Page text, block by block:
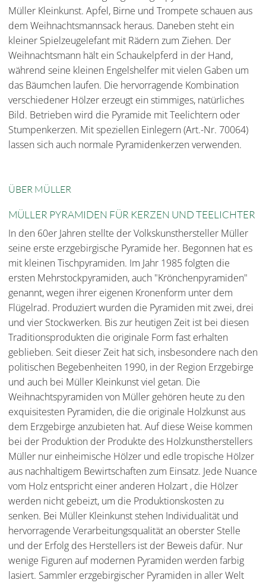
Müller Kleinkunst. Apfel, Birne und Trompete schauen aus
dem Weihnachtsmannsack heraus. Daneben steht ein
kleiner Spielzeugelefant mit Rädern zum Ziehen. Der
Weihnachtsmann hält ein Schaukelpferd in der Hand,
während seine kleinen Engelshelfer mit vielen Gaben um
das Bäumchen laufen. Die hervorragende Kombination
verschiedener Hölzer erzeugt ein stimmiges, natürliches
Bild. Betrieben wird die Pyramide mit Teelichtern oder
Stumpenkerzen. Mit speziellen Einlegern (Art.-Nr. 70064)
lassen sich auch normale Pyramidenkerzen verwenden.
ÜBER MÜLLER
MÜLLER PYRAMIDEN FÜR KERZEN UND TEELICHTER
In den 60er Jahren stellte der Volkskunsthersteller Müller
seine erste erzgebirgische Pyramide her. Begonnen hat es
mit kleinen Tischpyramiden. Im Jahr 1985 folgten die
ersten Mehrstockpyramiden, auch "Krönchenpyramiden"
genannt, wegen ihrer eigenen Kronenform unter dem
Flügelrad. Produziert wurden die Pyramiden mit zwei, drei
und vier Stockwerken. Bis zur heutigen Zeit ist bei diesen
Traditionsprodukten die originale Form fast erhalten
geblieben. Seit dieser Zeit hat sich, insbesondere nach den
politischen Begebenheiten 1990, in der Region Erzgebirge
und auch bei Müller Kleinkunst viel getan. Die
Weihnachtspyramiden von Müller gehören heute zu den
exquisitesten Pyramiden, die die originale Holzkunst aus
dem Erzgebirge anzubieten hat. Auf diese Weise kommen
bei der Produktion der Produkte des Holzkunstherstellers
Müller nur einheimische Hölzer und edle tropische Hölzer
aus nachhaltigem Bewirtschaften zum Einsatz. Jede Nuance
vom Holz entspricht einer anderen Holzart , die Hölzer
werden nicht gebeizt, um die Produktionskosten zu
senken. Bei Müller Kleinkunst stehen Individualität und
hervorragende Verarbeitungsqualität an oberster Stelle
und der Erfolg des Herstellers ist der Beweis dafür. Nur
wenige Figuren auf modernen Pyramiden werden farbig
lasiert. Sammler erzgebirgischer Pyramiden in aller Welt